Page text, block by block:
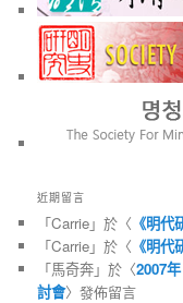
近期留言
「Carrie」於〈 《明
「Carrie」於〈 《明
「馬奇奔」於〈2007
討會〉發佈留言